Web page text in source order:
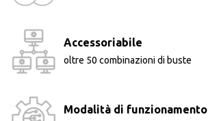
Accessoriabile
oltre 50 combinazioni di buste
Modalità di funzionamento